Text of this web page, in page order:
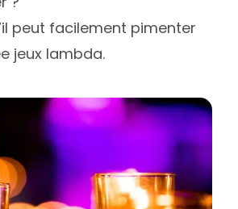
peut facilement pimenter
jeux lambda.